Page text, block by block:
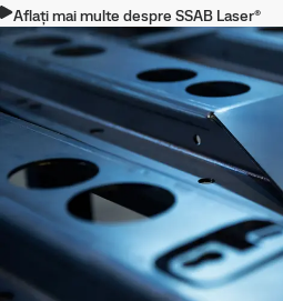
Aflați mai multe despre SSAB Laser®